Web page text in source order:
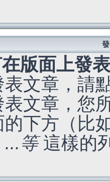
版面上發
文章，請
表文章，您
的下方（比
...等這樣的